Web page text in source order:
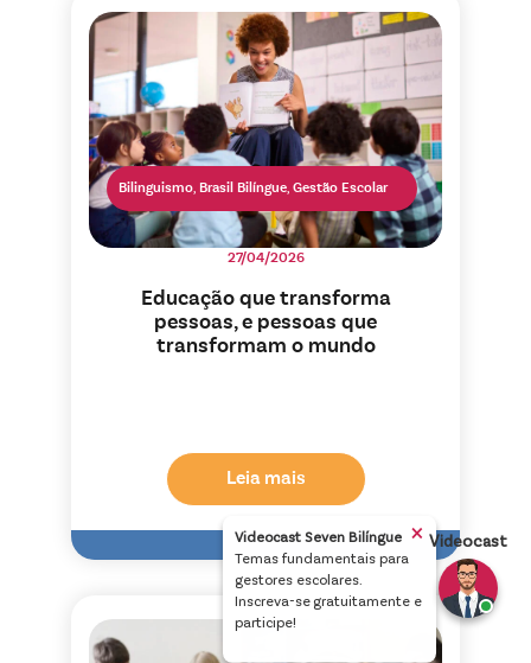
×
Videocast Seven Bilíngue
Temas fundamentais para
gestores escolares.
Inscreva-se gratuitamente e
participe!
Videocast
27/04/2026
Educação que transforma
pessoas, e pessoas que
transformam o mundo
Bilinguismo, Brasil Bilíngue, Gestão Escolar
Leia mais